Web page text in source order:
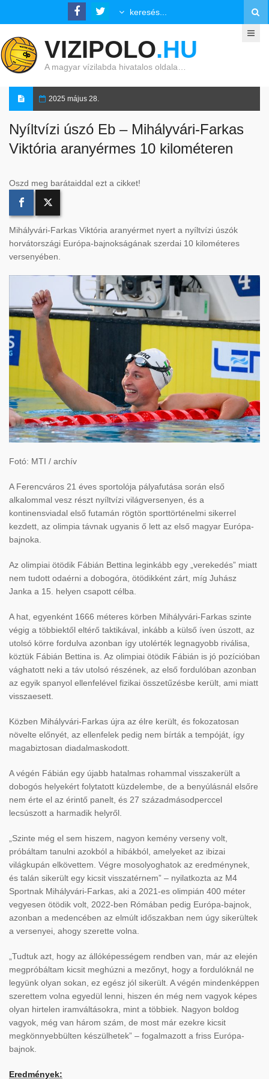
VIZIPOLO.HU
A magyar vízilabda hivatalos oldala…
2025 május 28.
Nyíltvízi úszó Eb – Mihályvári-Farkas
Viktória aranyérmes 10 kilométeren
Oszd meg barátaiddal ezt a cikket!
Mihályvári-Farkas Viktória aranyérmet nyert a nyíltvízi úszók
horvátországi Európa-bajnokságának szerdai 10 kilométeres
versenyében.
Fotó: MTI / archív
A Ferencváros 21 éves sportolója pályafutása során első
alkalommal vesz részt nyíltvízi világversenyen, és a
kontinensviadal első futamán rögtön sporttörténelmi sikerrel
kezdett, az olimpia távnak ugyanis ő lett az első magyar Európa-
bajnoka.
Az olimpiai ötödik Fábián Bettina leginkább egy „verekedés” miatt
nem tudott odaérni a dobogóra, ötödikként zárt, míg Juhász
Janka a 15. helyen csapott célba.
A hat, egyenként 1666 méteres körben Mihályvári-Farkas szinte
végig a többiektől eltérő taktikával, inkább a külső íven úszott, az
utolsó körre fordulva azonban így utolérték legnagyobb riválisa,
köztük Fábián Bettina is. Az olimpiai ötödik Fábián is jó pozícióban
vághatott neki a táv utolsó részének, az első fordulóban azonban
az egyik spanyol ellenfelével fizikai összetűzésbe került, ami miatt
visszaesett.
Közben Mihályvári-Farkas újra az élre került, és fokozatosan
növelte előnyét, az ellenfelek pedig nem bírták a tempóját, így
magabiztosan diadalmaskodott.
A végén Fábián egy újabb hatalmas rohammal visszakerült a
dobogós helyekért folytatott küzdelembe, de a benyúlásnál elsőre
nem érte el az érintő panelt, és 27 századmásodperccel
lecsúszott a harmadik helyről.
„Szinte még el sem hiszem, nagyon kemény verseny volt,
próbáltam tanulni azokból a hibákból, amelyeket az ibizai
világkupán elkövettem. Végre mosolyoghatok az eredménynek,
és talán sikerült egy kicsit visszatérnem” – nyilatkozta az M4
Sportnak Mihályvári-Farkas, aki a 2021-es olimpián 400 méter
vegyesen ötödik volt, 2022-ben Rómában pedig Európa-bajnok,
azonban a medencében az elmúlt időszakban nem úgy sikerültek
a versenyei, ahogy szerette volna.
„Tudtuk azt, hogy az állóképességem rendben van, már az elején
megpróbáltam kicsit meghúzni a mezőnyt, hogy a fordulóknál ne
legyünk olyan sokan, ez egész jól sikerült. A végén mindenképpen
szerettem volna egyedül lenni, hiszen én még nem vagyok képes
olyan hirtelen iramváltásokra, mint a többiek. Nagyon boldog
vagyok, még van három szám, de most már ezekre kicsit
megkönnyebbülten készülhetek” – fogalmazott a friss Európa-
bajnok.
Eredmények: